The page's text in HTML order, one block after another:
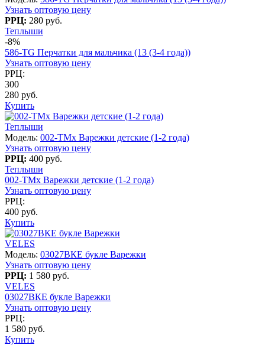
Узнать оптовую цену
РРЦ: 280 руб.
Теплыши
-8%
586-TG Перчатки для мальчика (13 (3-4 года))
Узнать оптовую цену
РРЦ:
300
280 руб.
Купить
Теплыши
Модель: 002-TMx Варежки детские (1-2 года)
Узнать оптовую цену
РРЦ: 400 руб.
Теплыши
002-TMx Варежки детские (1-2 года)
Узнать оптовую цену
РРЦ:
400 руб.
Купить
VELES
Модель: 03027ВКЕ букле Варежки
Узнать оптовую цену
РРЦ: 1 580 руб.
VELES
03027ВКЕ букле Варежки
Узнать оптовую цену
РРЦ:
1 580 руб.
Купить